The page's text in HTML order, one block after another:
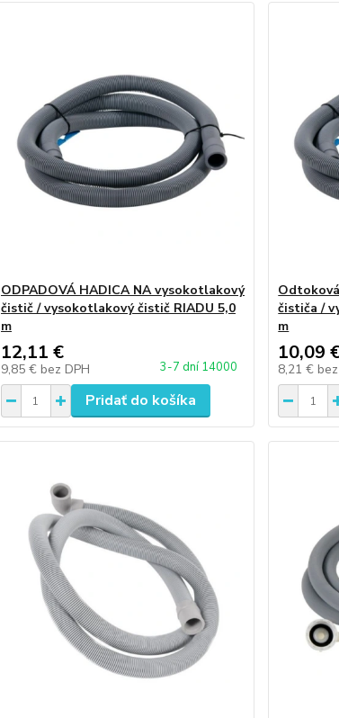
ODPADOVÁ HADICA NA vysokotlakový
čistič / vysokotlakový čistič RIADU 5,0
m
12,11 €
9,85 € bez DPH 3-7 dní 14000
Pridať do košíka
čističa /
m
10,09
8,21 €